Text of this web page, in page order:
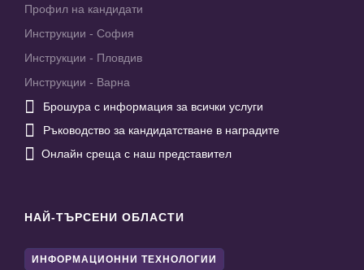
Профил на кандидати
Инструкции - София
Инструкции - Пловдив
Инструкции - Варна
 Брошура с информация за всички услуги
 Ръководство за кандидатстване в наградите
 Онлайн среща с наш представител
НАЙ-ТЪРСЕНИ ОБЛАСТИ
ИНФОРМАЦИОННИ ТЕХНОЛОГИИ